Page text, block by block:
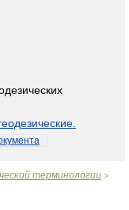
терминологии >